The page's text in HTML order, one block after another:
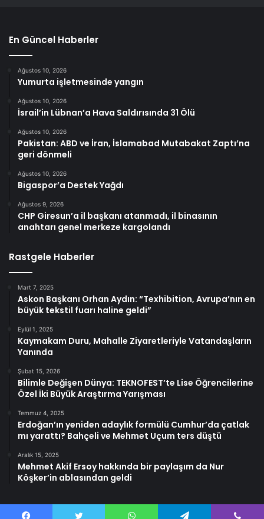
En Güncel Haberler
Ağustos 10, 2026
Yumurta işletmesinde yangın
Ağustos 10, 2026
İsrail’in Lübnan’a Hava Saldırısında 31 Ölü
Ağustos 10, 2026
Pakistan: ABD ve İran, İslamabad Mutabakat Zaptı’na
geri dönmeli
Ağustos 10, 2026
Bigaspor’a Destek Yağdı
Ağustos 9, 2026
CHP Giresun’a il başkanı atanmadı, il binasının
anahtarı genel merkeze kargolandı
Rastgele Haberler
Mart 7, 2025
Askon Başkanı Orhan Aydın: “Texhibition, Avrupa’nın en
büyük tekstil fuarı haline geldi”
Eylül 1, 2025
Kaymakam Duru, Mahalle Ziyaretleriyle Vatandaşların
Yanında
Şubat 15, 2026
Bilimle Değişen Dünya: TEKNOFEST’te Lise Öğrencilerine
Özel İki Büyük Araştırma Yarışması
Temmuz 4, 2025
Erdoğan’ın yeniden adaylık formülü Cumhur’da çatlak
mı yarattı? Bahçeli ve Mehmet Uçum ters düştü
Aralık 15, 2025
Mehmet Akif Ersoy hakkında bir paylaşım da Nur
Köşker’in ablasından geldi